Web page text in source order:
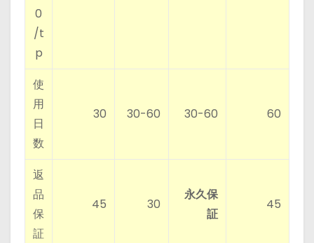
0
/t
p
使
用
日
数
30 30-60 30-60 60
返
品
保
証
45 30
永久保
証
45